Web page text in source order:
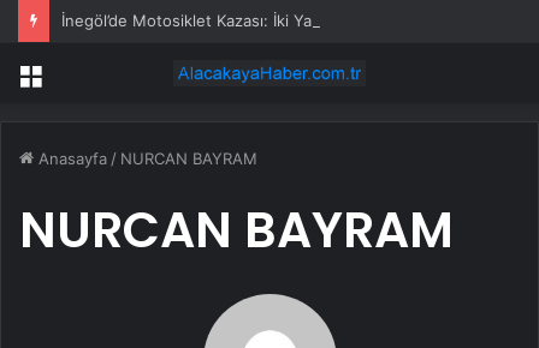
İnegöl’de Motosiklet Kazası: İki Yaralı
Menü
Anasayfa / NURCAN BAYRAM
NURCAN BAYRAM